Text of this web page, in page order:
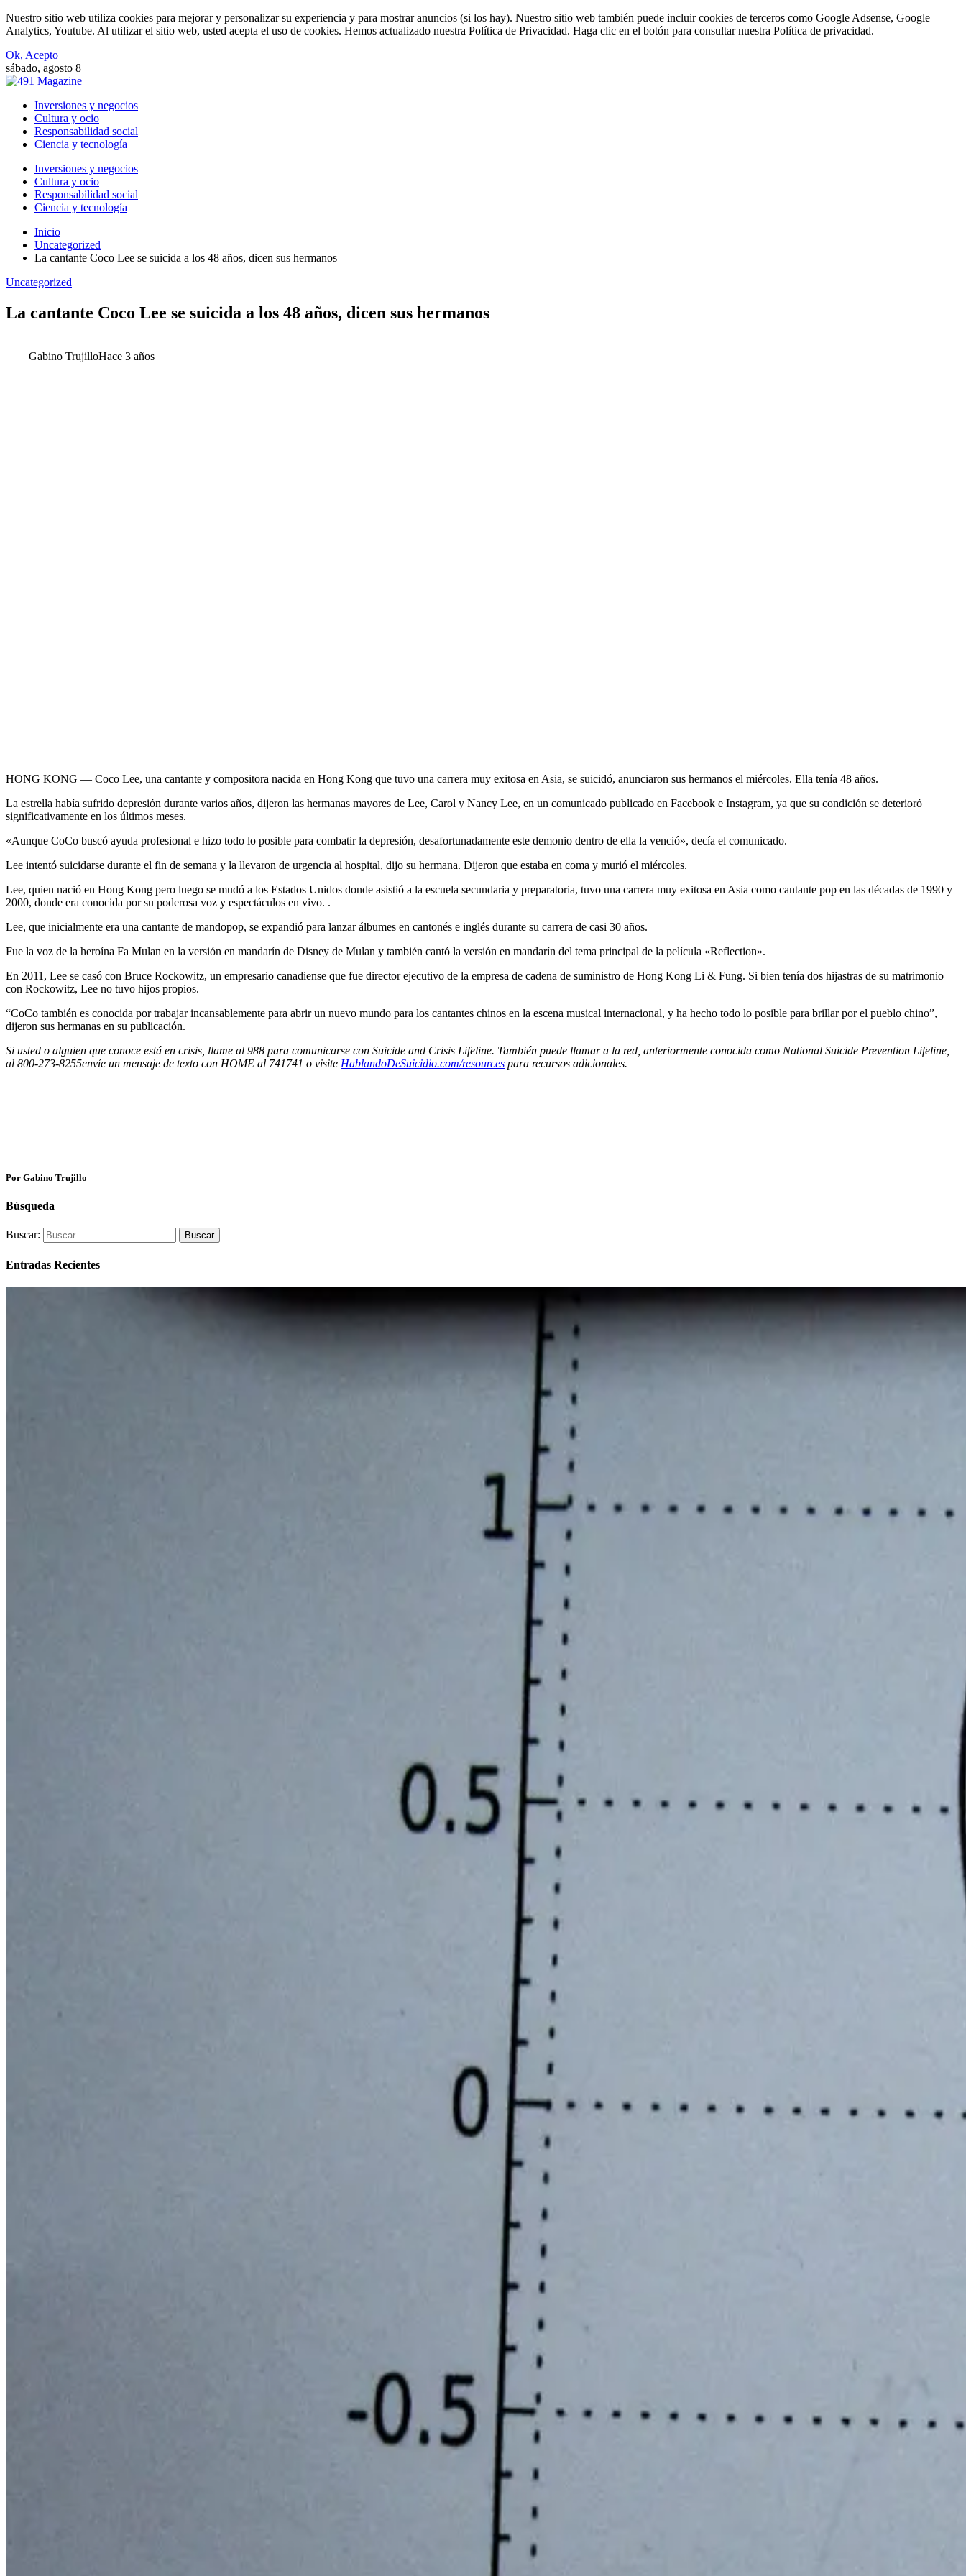
Nuestro sitio web utiliza cookies para mejorar y personalizar su experiencia y para mostrar anuncios (si los hay). Nuestro sitio web también puede incluir cookies de terceros como Google Adsense, Google
Analytics, Youtube. Al utilizar el sitio web, usted acepta el uso de cookies. Hemos actualizado nuestra Política de Privacidad. Haga clic en el botón para consultar nuestra Política de privacidad.
Ok, Acepto
sábado, agosto 8
Inversiones y negocios
Cultura y ocio
Responsabilidad social
Ciencia y tecnología
Inversiones y negocios
Cultura y ocio
Responsabilidad social
Ciencia y tecnología
Inicio
Uncategorized
La cantante Coco Lee se suicida a los 48 años, dicen sus hermanos
Uncategorized
La cantante Coco Lee se suicida a los 48 años, dicen sus hermanos
Gabino TrujilloHace 3 años
HONG KONG — Coco Lee, una cantante y compositora nacida en Hong Kong que tuvo una carrera muy exitosa en Asia, se suicidó, anunciaron sus hermanos el miércoles. Ella tenía 48 años.
La estrella había sufrido depresión durante varios años, dijeron las hermanas mayores de Lee, Carol y Nancy Lee, en un comunicado publicado en Facebook e Instagram, ya que su condición se deterioró
significativamente en los últimos meses.
«Aunque CoCo buscó ayuda profesional e hizo todo lo posible para combatir la depresión, desafortunadamente este demonio dentro de ella la venció», decía el comunicado.
Lee intentó suicidarse durante el fin de semana y la llevaron de urgencia al hospital, dijo su hermana. Dijeron que estaba en coma y murió el miércoles.
Lee, quien nació en Hong Kong pero luego se mudó a los Estados Unidos donde asistió a la escuela secundaria y preparatoria, tuvo una carrera muy exitosa en Asia como cantante pop en las décadas de 1990 y
2000, donde era conocida por su poderosa voz y espectáculos en vivo. .
Lee, que inicialmente era una cantante de mandopop, se expandió para lanzar álbumes en cantonés e inglés durante su carrera de casi 30 años.
Fue la voz de la heroína Fa Mulan en la versión en mandarín de Disney de Mulan y también cantó la versión en mandarín del tema principal de la película «Reflection».
En 2011, Lee se casó con Bruce Rockowitz, un empresario canadiense que fue director ejecutivo de la empresa de cadena de suministro de Hong Kong Li & Fung. Si bien tenía dos hijastras de su matrimonio
con Rockowitz, Lee no tuvo hijos propios.
“CoCo también es conocida por trabajar incansablemente para abrir un nuevo mundo para los cantantes chinos en la escena musical internacional, y ha hecho todo lo posible para brillar por el pueblo chino”,
dijeron sus hermanas en su publicación.
Si usted o alguien que conoce está en crisis, llame al 988 para comunicarse con Suicide and Crisis Lifeline. También puede llamar a la red, anteriormente conocida como National Suicide Prevention Lifeline,
al 800-273-8255envíe un mensaje de texto con HOME al 741741 o visite HablandoDeSuicidio.com/resources para recursos adicionales.
Por Gabino Trujillo
Búsqueda
Buscar:
Entradas Recientes